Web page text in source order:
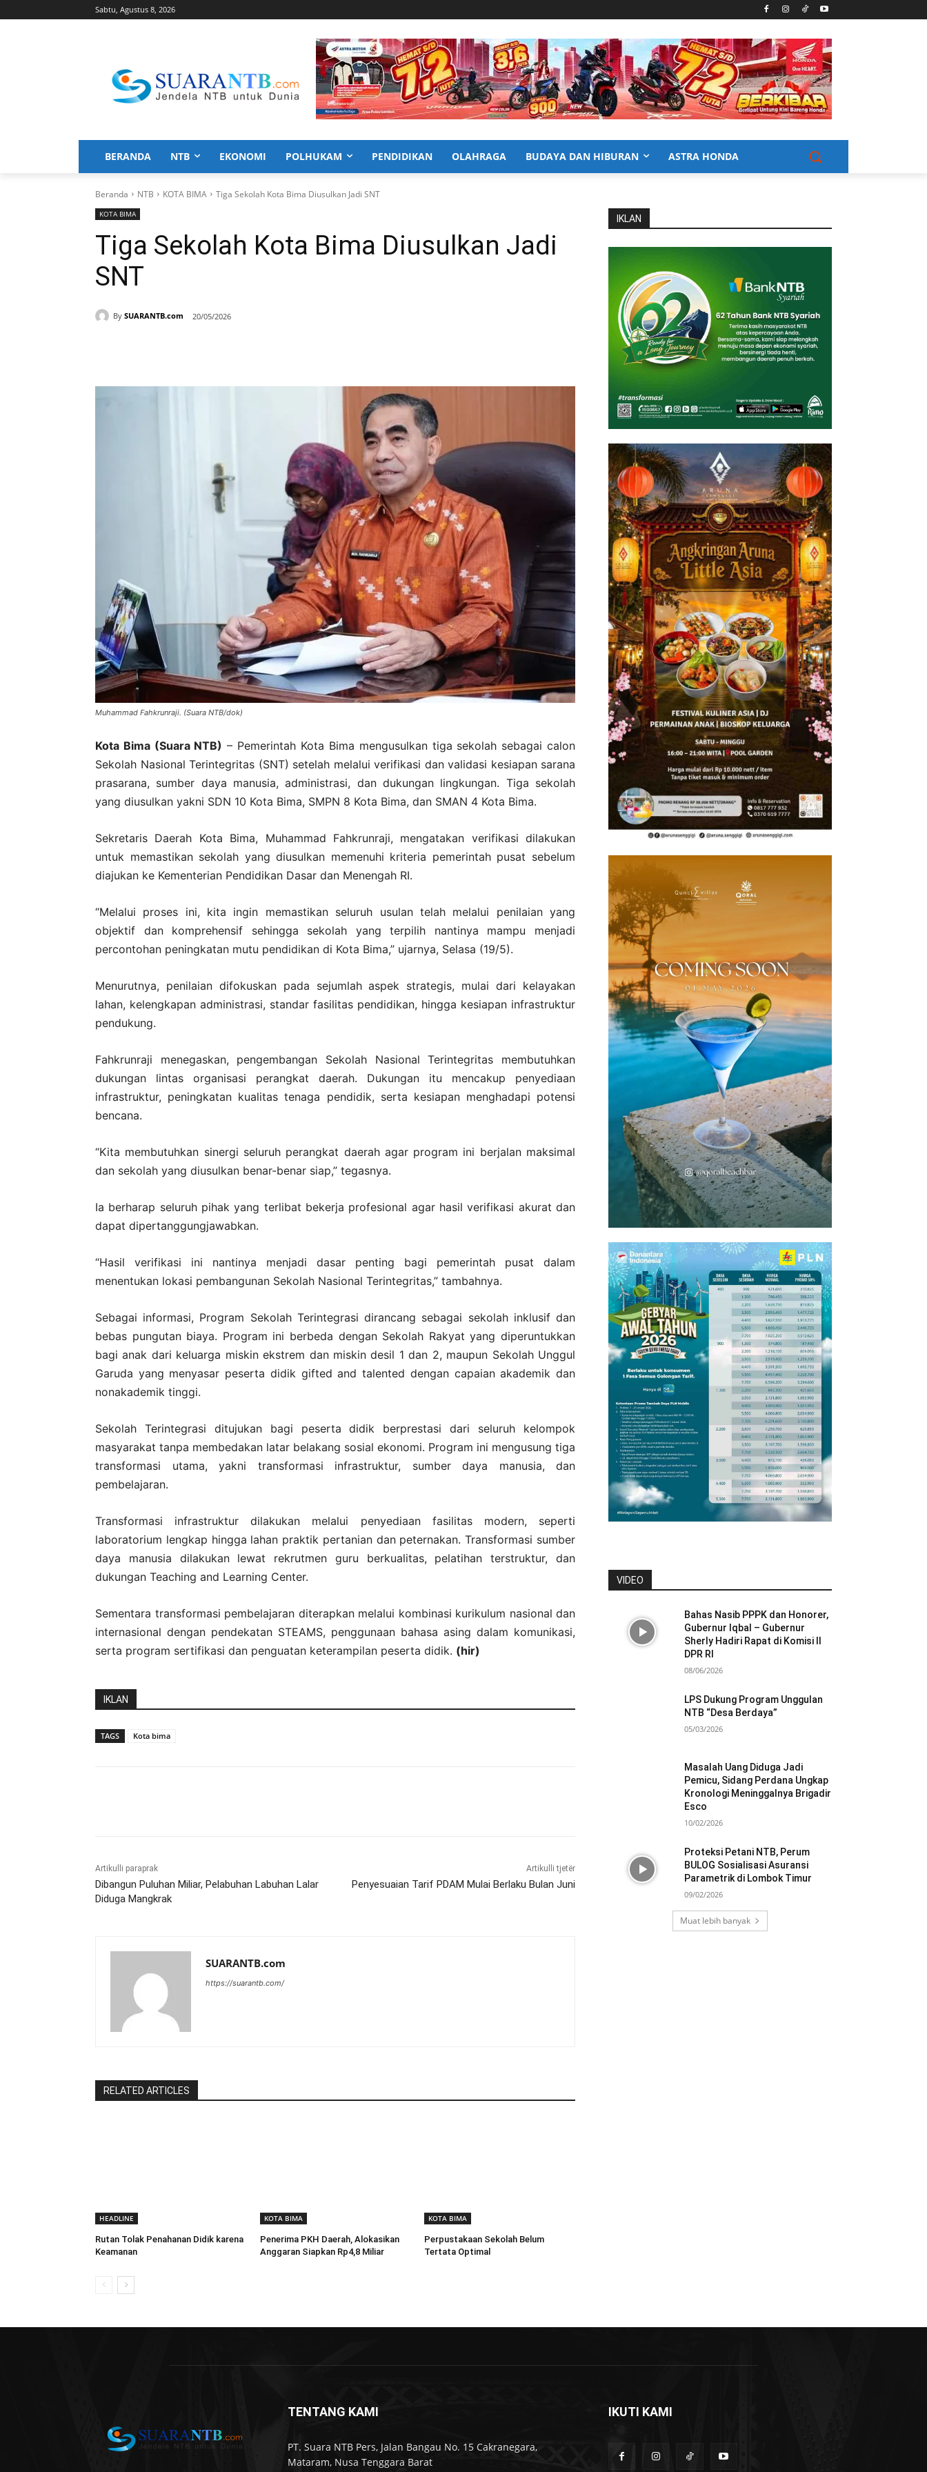
Sabtu, Agustus 8, 2026
BERANDA NTB EKONOMI POLHUKAM PENDIDIKAN OLAHRAGA BUDAYA DAN HIBURAN ASTRA HONDA
Beranda NTB KOTA BIMA Tiga Sekolah Kota Bima Diusulkan Jadi SNT
KOTA BIMA
Tiga Sekolah Kota Bima Diusulkan Jadi
SNT
By SUARANTB.com 20/05/2026
Muhammad Fahkrunraji. (Suara NTB/dok)
Kota Bima (Suara NTB) – Pemerintah Kota Bima mengusulkan tiga sekolah sebagai calon
Sekolah Nasional Terintegritas (SNT) setelah melalui verifikasi dan validasi kesiapan sarana
prasarana, sumber daya manusia, administrasi, dan dukungan lingkungan. Tiga sekolah
yang diusulkan yakni SDN 10 Kota Bima, SMPN 8 Kota Bima, dan SMAN 4 Kota Bima.
Sekretaris Daerah Kota Bima, Muhammad Fahkrunraji, mengatakan verifikasi dilakukan
untuk memastikan sekolah yang diusulkan memenuhi kriteria pemerintah pusat sebelum
diajukan ke Kementerian Pendidikan Dasar dan Menengah RI.
“Melalui proses ini, kita ingin memastikan seluruh usulan telah melalui penilaian yang
objektif dan komprehensif sehingga sekolah yang terpilih nantinya mampu menjadi
percontohan peningkatan mutu pendidikan di Kota Bima,” ujarnya, Selasa (19/5).
Menurutnya, penilaian difokuskan pada sejumlah aspek strategis, mulai dari kelayakan
lahan, kelengkapan administrasi, standar fasilitas pendidikan, hingga kesiapan infrastruktur
pendukung.
Fahkrunraji menegaskan, pengembangan Sekolah Nasional Terintegritas membutuhkan
dukungan lintas organisasi perangkat daerah. Dukungan itu mencakup penyediaan
infrastruktur, peningkatan kualitas tenaga pendidik, serta kesiapan menghadapi potensi
bencana.
“Kita membutuhkan sinergi seluruh perangkat daerah agar program ini berjalan maksimal
dan sekolah yang diusulkan benar-benar siap,” tegasnya.
Ia berharap seluruh pihak yang terlibat bekerja profesional agar hasil verifikasi akurat dan
dapat dipertanggungjawabkan.
“Hasil verifikasi ini nantinya menjadi dasar penting bagi pemerintah pusat dalam
menentukan lokasi pembangunan Sekolah Nasional Terintegritas,” tambahnya.
Sebagai informasi, Program Sekolah Terintegrasi dirancang sebagai sekolah inklusif dan
bebas pungutan biaya. Program ini berbeda dengan Sekolah Rakyat yang diperuntukkan
bagi anak dari keluarga miskin ekstrem dan miskin desil 1 dan 2, maupun Sekolah Unggul
Garuda yang menyasar peserta didik gifted and talented dengan capaian akademik dan
nonakademik tinggi.
Sekolah Terintegrasi ditujukan bagi peserta didik berprestasi dari seluruh kelompok
masyarakat tanpa membedakan latar belakang sosial ekonomi. Program ini mengusung tiga
transformasi utama, yakni transformasi infrastruktur, sumber daya manusia, dan
pembelajaran.
Transformasi infrastruktur dilakukan melalui penyediaan fasilitas modern, seperti
laboratorium lengkap hingga lahan praktik pertanian dan peternakan. Transformasi sumber
daya manusia dilakukan lewat rekrutmen guru berkualitas, pelatihan terstruktur, dan
dukungan Teaching and Learning Center.
Sementara transformasi pembelajaran diterapkan melalui kombinasi kurikulum nasional dan
internasional dengan pendekatan STEAMS, penggunaan bahasa asing dalam komunikasi,
serta program sertifikasi dan penguatan keterampilan peserta didik. (hir)
IKLAN
TAGS Kota bima
Artikulli paraprak
Dibangun Puluhan Miliar, Pelabuhan Labuhan Lalar
Diduga Mangkrak
Artikulli tjetër
Penyesuaian Tarif PDAM Mulai Berlaku Bulan Juni
SUARANTB.com
https://suarantb.com/
RELATED ARTICLES
HEADLINE
Rutan Tolak Penahanan Didik karena
Keamanan
KOTA BIMA
Penerima PKH Daerah, Alokasikan
Anggaran Siapkan Rp4,8 Miliar
KOTA BIMA
Perpustakaan Sekolah Belum
Tertata Optimal
IKLAN
VIDEO
Bahas Nasib PPPK dan Honorer,
Gubernur Iqbal – Gubernur
Sherly Hadiri Rapat di Komisi II
DPR RI
08/06/2026
LPS Dukung Program Unggulan
NTB “Desa Berdaya”
05/03/2026
Masalah Uang Diduga Jadi
Pemicu, Sidang Perdana Ungkap
Kronologi Meninggalnya Brigadir
Esco
10/02/2026
Proteksi Petani NTB, Perum
BULOG Sosialisasi Asuransi
Parametrik di Lombok Timur
09/02/2026
Muat lebih banyak
TENTANG KAMI
PT. Suara NTB Pers, Jalan Bangau No. 15 Cakranegara,
Mataram, Nusa Tenggara Barat
IKUTI KAMI